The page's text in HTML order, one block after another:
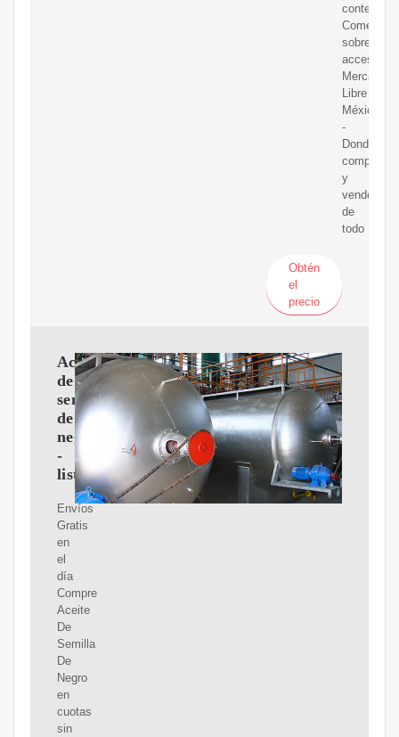
contenido
Comentar
sobre
Mercado
Libre
México
-
Donde
comprar
y
vender
de
todo
Obtén
el
precio
Aceite
de
semilla
de
negro
-
listado.mercadolibre.com.mx
Envíos
Gratis
en
el
día
Compre
Aceite
De
Semilla
De
Negro
en
cuotas
sin